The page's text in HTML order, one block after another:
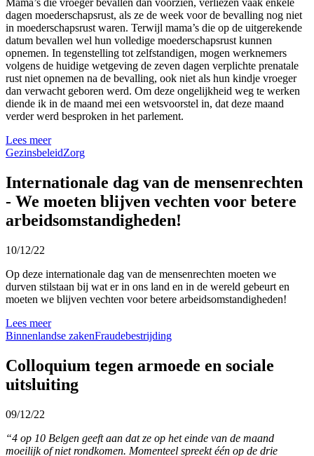
Mama’s die vroeger bevallen dan voorzien, verliezen vaak enkele
dagen moederschapsrust, als ze de week voor de bevalling nog niet
in moederschapsrust waren. Terwijl mama’s die op de uitgerekende
datum bevallen wel hun volledige moederschapsrust kunnen
opnemen. In tegenstelling tot zelfstandigen, mogen werknemers
volgens de huidige wetgeving de zeven dagen verplichte prenatale
rust niet opnemen na de bevalling, ook niet als hun kindje vroeger
dan verwacht geboren werd. Om deze ongelijkheid weg te werken
diende ik in de maand mei een wetsvoorstel in, dat deze maand
verder werd besproken in het parlement.
Lees meer
GezinsbeleidZorg
Internationale dag van de mensenrechten
- We moeten blijven vechten voor betere
arbeidsomstandigheden!
10/12/22
Op deze internationale dag van de mensenrechten moeten we
durven stilstaan bij wat er in ons land en in de wereld gebeurt en
moeten we blijven vechten voor betere arbeidsomstandigheden!
Lees meer
Binnenlandse zakenFraudebestrijding
Colloquium tegen armoede en sociale
uitsluiting
09/12/22
“4 op 10 Belgen geeft aan dat ze op het einde van de maand
moeilijk of niet rondkomen. Momenteel spreekt één op de drie